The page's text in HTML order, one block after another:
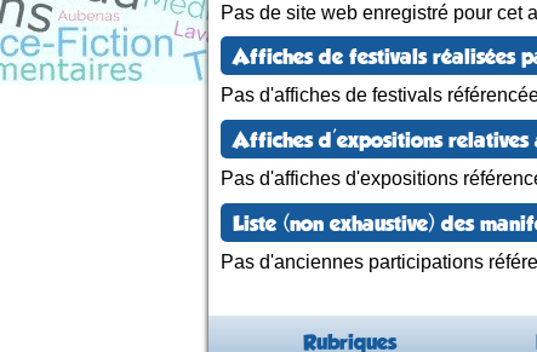
Pas de site web enregistré pour cet
Affiches de festivals réalisées
Pas d'affiches de festivals
Affiches d'expositions relatives
Pas d'affiches d'expositions
Liste (non exhaustive) des
Pas d'anciennes participations
Rubriques